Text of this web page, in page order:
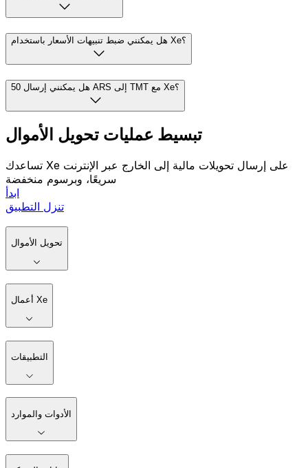
هل يمكنني ضبط تنبيهات الأسعار باستخدام Xe؟
هل يمكنني إرسال 50 ARS إلى TMT مع Xe؟
تبسيط عمليات تحويل الأموال
تساعدك Xe على إرسال تحويلات مالية إلى الخارج عبر الإنترنت
سريعًا، وبرسوم منخفضة
ابدأ
تنزل التطبيق
تحويل الأموال
أعمال Xe
التطبيقات
الأدوات والموارد